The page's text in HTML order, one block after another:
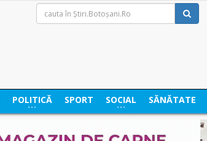
POLITICĂ SPORT SOCIAL SĂNĂTATE